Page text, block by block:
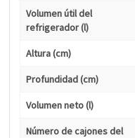
Volumen útil del
refrigerador (l)
Altura (cm)
Profundidad (cm)
Volumen neto (l)
Número de cajones del